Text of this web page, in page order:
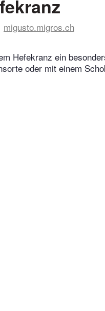
migusto.migros.ch
Hefekranz ein
oder mit einem